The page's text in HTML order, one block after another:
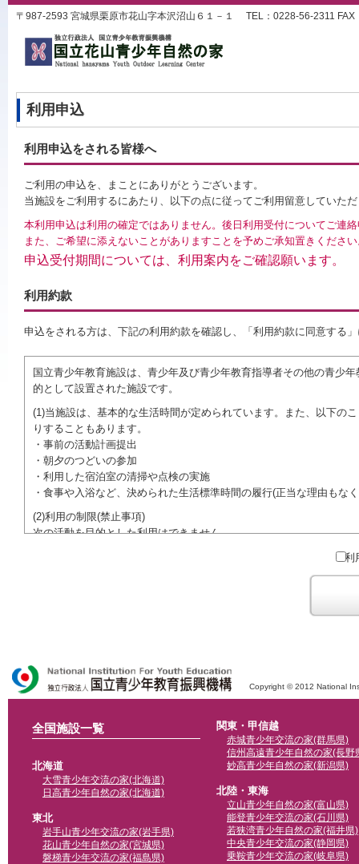
〒987-2593 宮城県栗原市花山字本沢沼山６１－１ TEL：0228-56-2311 FAX
利用申込
利用申込をされる皆様へ
ご利用の申込を、まことにありがとうございます。
当施設をご利用するにあたり、以下の点に従ってご利用留意していた
本利用申込は利用の確定ではありません。後日利用受付についてご連
また、ご希望に添えないことがありますことを予めご承知置きくださ
申込受付期間については、利用案内をご確認願います。
利用約款
申込をされる方は、下記の利用約款を確認し、「利用約款に同意する
国立青少年教育施設は、青少年及び青少年教育指導者その他の青少
的として設置された施設です。
(1)当施設は、基本的な生活時間が定められています。また、以下の
りすることもあります。
・事前の活動計画提出
・朝夕のつどいの参加
・利用した宿泊室の清掃や点検の実施
・食事や入浴など、決められた生活標準時間の履行(正当な理由も
(2)利用の制限(禁止事項)
次の活動を目的とした利用はできません。
●特定の政党を支持、またはこれに反対するための政治教育その他の
●特定の宗教を支持、またはこれに反対するための宗教教育その他
域での勧誘活動を行ったり、自らの団体の活動をアピールする活動等)
利
Copyright © 2012 National
全国施設一覧
北海道
大雪青少年交流の家(北海道)
日高青少年自然の家(北海道)
東北
岩手山青少年交流の家(岩手県)
花山青少年自然の家(宮城県)
磐梯青少年交流の家(福島県)
関東・甲信越
赤城青少年交流の家(群馬県)
信州高遠青少年自然の家(長野
妙高青少年自然の家(新潟県)
北陸・東海
立山青少年自然の家(富山県)
能登青少年交流の家(石川県)
若狭湾青少年自然の家(福井県)
中央青少年交流の家(静岡県)
乗鞍青少年交流の家(岐阜県)